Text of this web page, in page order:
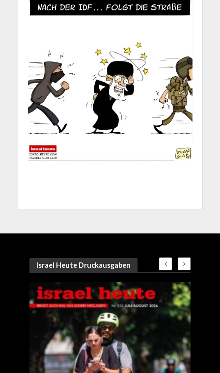
Israel Heute Druckausgaben